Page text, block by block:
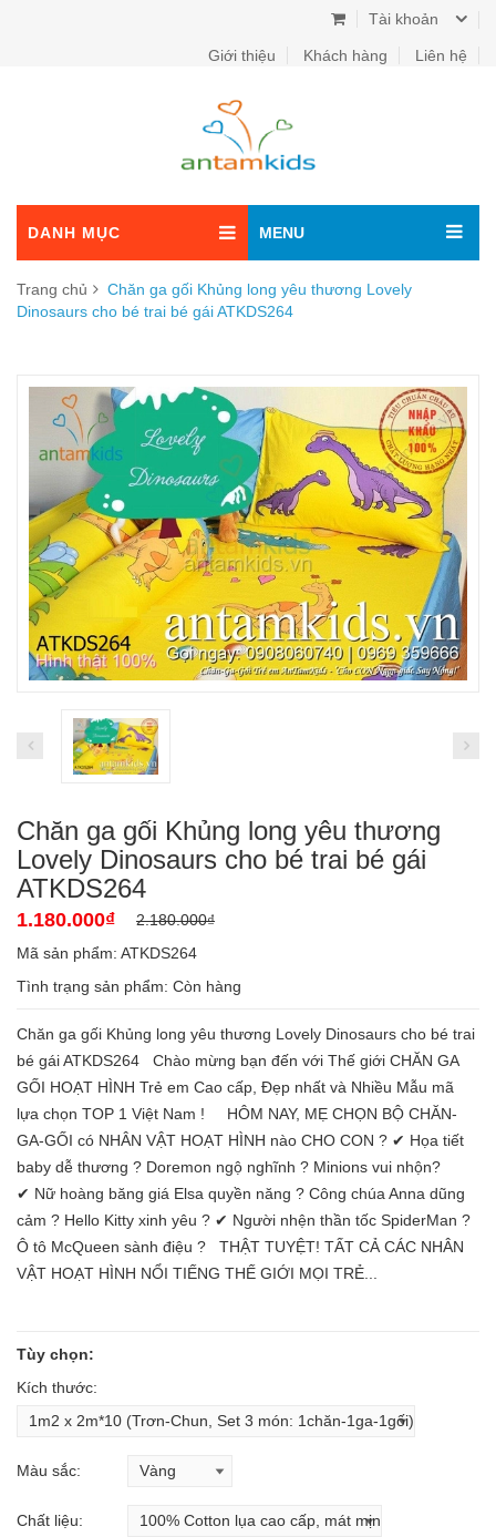
Tài khoản
Giới thiệu Khách hàng Liên hệ
DANH MỤC MENU
Trang chủ
Chăn ga gối Khủng long yêu thương Lovely
Dinosaurs cho bé trai bé gái ATKDS264
Chăn ga gối Khủng long yêu thương
Lovely Dinosaurs cho bé trai bé gái
ATKDS264
1.180.000₫
2.180.000₫
Mã sản phẩm: ATKDS264
Tình trạng sản phẩm: Còn hàng
Chăn ga gối Khủng long yêu thương Lovely Dinosaurs cho bé trai
bé gái ATKDS264 Chào mừng bạn đến với Thế giới CHĂN GA
GỐI HOẠT HÌNH Trẻ em Cao cấp, Đẹp nhất và Nhiều Mẫu mã
lựa chọn TOP 1 Việt Nam ! HÔM NAY, MẸ CHỌN BỘ CHĂN-
GA-GỐI có NHÂN VẬT HOẠT HÌNH nào CHO CON ? ✔ Họa tiết
baby dễ thương ? Doremon ngộ nghĩnh ? Minions vui nhộn?
✔ Nữ hoàng băng giá Elsa quyền năng ? Công chúa Anna dũng
cảm ? Hello Kitty xinh yêu ? ✔ Người nhện thần tốc SpiderMan ?
Ô tô McQueen sành điệu ? THẬT TUYỆT! TẤT CẢ CÁC NHÂN
VẬT HOẠT HÌNH NỔI TIẾNG THẾ GIỚI MỌI TRẺ...
Tùy chọn:
Kích thước:
Màu sắc:
Chất liệu: